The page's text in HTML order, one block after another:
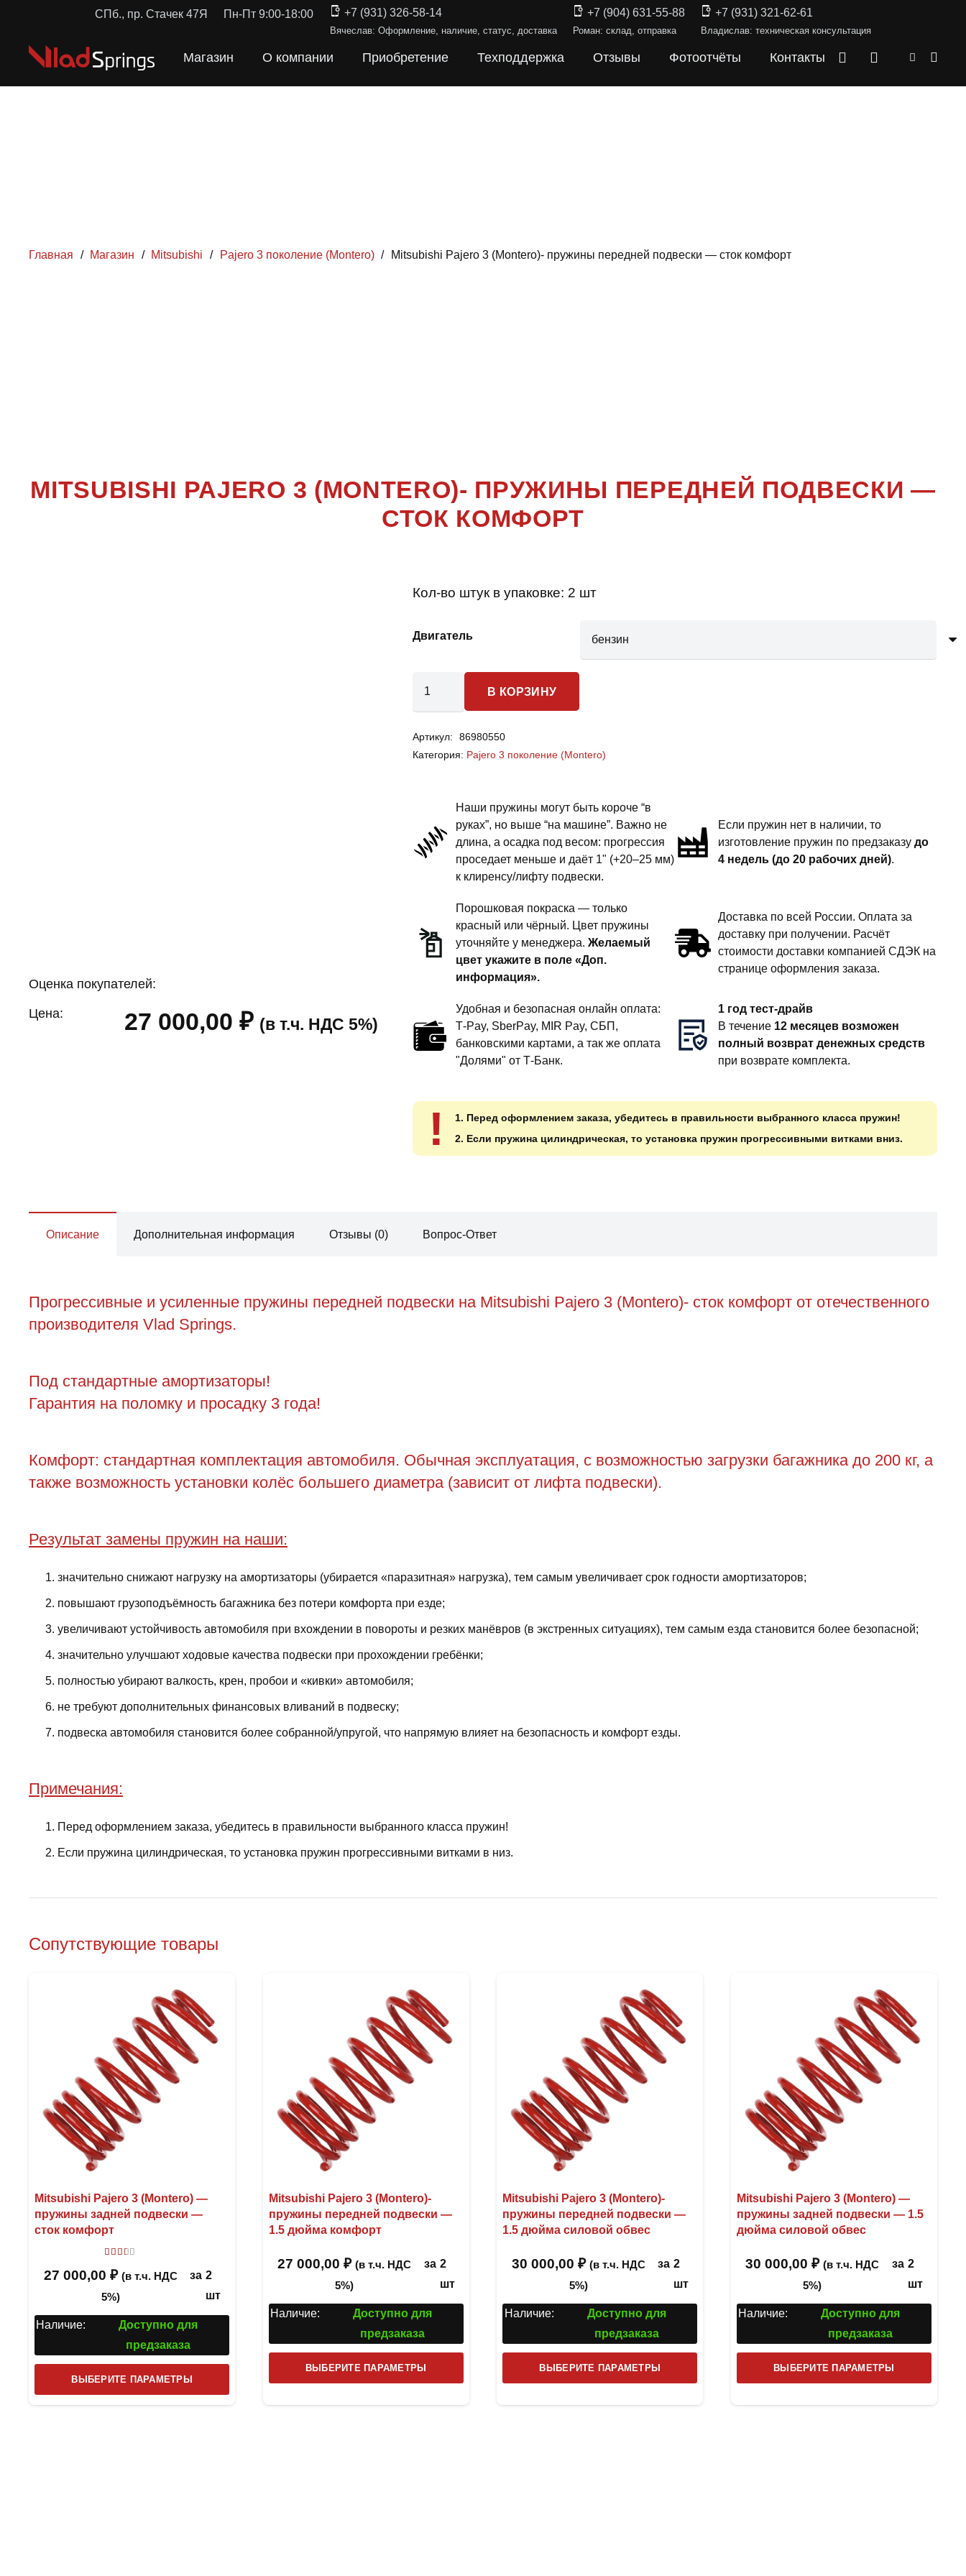
СПб., пр. Стачек 47Я Пн-Пт 9:00-18:00 +7 (931) 326-58-14
Вячеслав: Оформление, наличие, статус, доставка
+7 (904) 631-55-88
Роман: склад, отправка
+7 (931) 321-62-61
Владислав: техническая консультация
Магазин О компании Приобретение Техподдержка Отзывы Фотоотчёты Контакты
Главная / Магазин / Mitsubishi / Pajero 3 поколение (Montero) / Mitsubishi Pajero 3 (Montero)- пружины передней подвески — сток комфорт
(MONTERO)
MITSUBISHI PAJERO 3 (MONTERO)- ПРУЖИНЫ ПЕРЕДНЕЙ ПОДВЕСКИ —
СТОК КОМФОРТ
Оценка покупателей:
Цена: 27 000,00₽ (в т.ч. НДС 5%)
Кол-во штук в упаковке: 2 шт
Двигатель
Pajero
3
пружины
передней
подвески
комфорт
В КОРЗИНУ
Артикул:
86980550
Категория: Pajero 3 поколение (Montero)
Наши пружины могут быть короче “в
руках”, но выше “на машине”. Важно не
длина, а осадка под весом: прогрессия
проседает меньше и даёт 1" (+20–25 мм)
к клиренсу/лифту подвески.
Если пружин нет в наличии, то
изготовление пружин по предзаказудо
4 недель (до 20 рабочих дней).
Порошковая покраска — только
красный или чёрный. Цвет пружины
уточняйте у менеджера.Желаемый
цвет укажите в поле «Доп.
информация».
Доставка по всей России. Оплата за
доставку при получении. Расчёт
стоимости доставки компанией СДЭК на
странице оформления заказа.
Удобная и безопасная онлайн оплата:
T‑Pay, SberPay, MIR Pay, СБП,
банковскими картами, а так же оплата
"Долями" от Т-Банк.
1 год тест-драйв
В течение 12 месяцев возможен
полный возврат денежных средств
при возврате комплекта.
!
1. Перед оформлением заказа, убедитесь в правильности выбранного класса пружин!
2. Если пружина цилиндрическая, то установка пружин прогрессивными витками вниз.
Описание Дополнительная информация Отзывы (0) Вопрос-Ответ
Прогрессивные и усиленные пружины передней подвески на Mitsubishi Pajero 3 (Montero)- сток комфорт от отечественного
производителя Vlad Springs.
Под стандартные амортизаторы!
Гарантия на поломку и просадку 3 года!
Комфорт: стандартная комплектация автомобиля. Обычная эксплуатация, с возможностью загрузки багажника до 200 кг, а
также возможность установки колёс большего диаметра (зависит от лифта подвески).
Результат замены пружин на наши:
значительно снижают нагрузку на амортизаторы (убирается «паразитная» нагрузка), тем самым увеличивает срок годности амортизаторов;
повышают грузоподъёмность багажника без потери комфорта при езде;
увеличивают устойчивость автомобиля при вхождении в повороты и резких манёвров (в экстренных ситуациях), тем самым езда становится более безопасной;
значительно улучшают ходовые качества подвески при прохождении гребёнки;
полностью убирают валкость, крен, пробои и «кивки» автомобиля;
не требуют дополнительных финансовых вливаний в подвеску;
подвеска автомобиля становится более собранной/упругой, что напрямую влияет на безопасность и комфорт езды.
Примечания:
Перед оформлением заказа, убедитесь в правильности выбранного класса пружин!
Если пружина цилиндрическая, то установка пружин прогрессивными витками в низ.
Сопутствующие товары
Mitsubishi Pajero 3 (Montero) —
пружины задней подвески —
сток комфорт
27 000,00 ₽ (в т.ч. НДС
5%)
за 2
шт
Наличие:
Доступно для
предзаказа
ВЫБЕРИТЕ ПАРАМЕТРЫ
товар
Mitsubishi Pajero 3 (Montero)-
пружины передней подвески —
1.5 дюйма комфорт
27 000,00₽ (в т.ч. НДС
5%)
за 2
шт
Наличие:
Доступно для
предзаказа
ВЫБЕРИТЕ ПАРАМЕТРЫ
товар
Mitsubishi Pajero 3 (Montero)-
пружины передней подвески —
1.5 дюйма силовой обвес
30 000,00 ₽ (в т.ч. НДС
5%)
за 2
шт
Наличие:
Доступно для
предзаказа
ВЫБЕРИТЕ ПАРАМЕТРЫ
товар
Mitsubishi Pajero 3 (Montero) —
пружины задней подвески — 1.5
дюйма силовой обвес
30 000,00₽ (в т.ч. НДС
5%)
за 2
шт
Наличие:
Доступно для
предзаказа
ВЫБЕРИТЕ ПАРАМЕТРЫ
товар